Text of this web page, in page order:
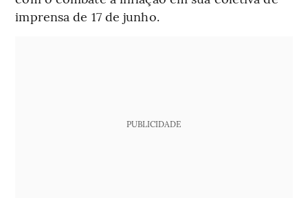
imprensa de 17 de junho.
PUBLICIDADE